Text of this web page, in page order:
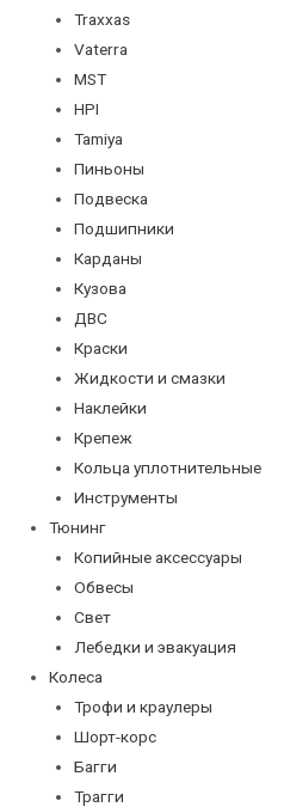
Traxxas
Vaterra
MST
HPI
Tamiya
Пиньоны
Подвеска
Подшипники
Карданы
Кузова
ДВС
Краски
Жидкости и смазки
Наклейки
Крепеж
Кольца уплотнительные
Инструменты
Тюнинг
Копийные аксессуары
Обвесы
Свет
Лебедки и эвакуация
Колеса
Трофи и краулеры
Шорт-корс
Багги
Трагги